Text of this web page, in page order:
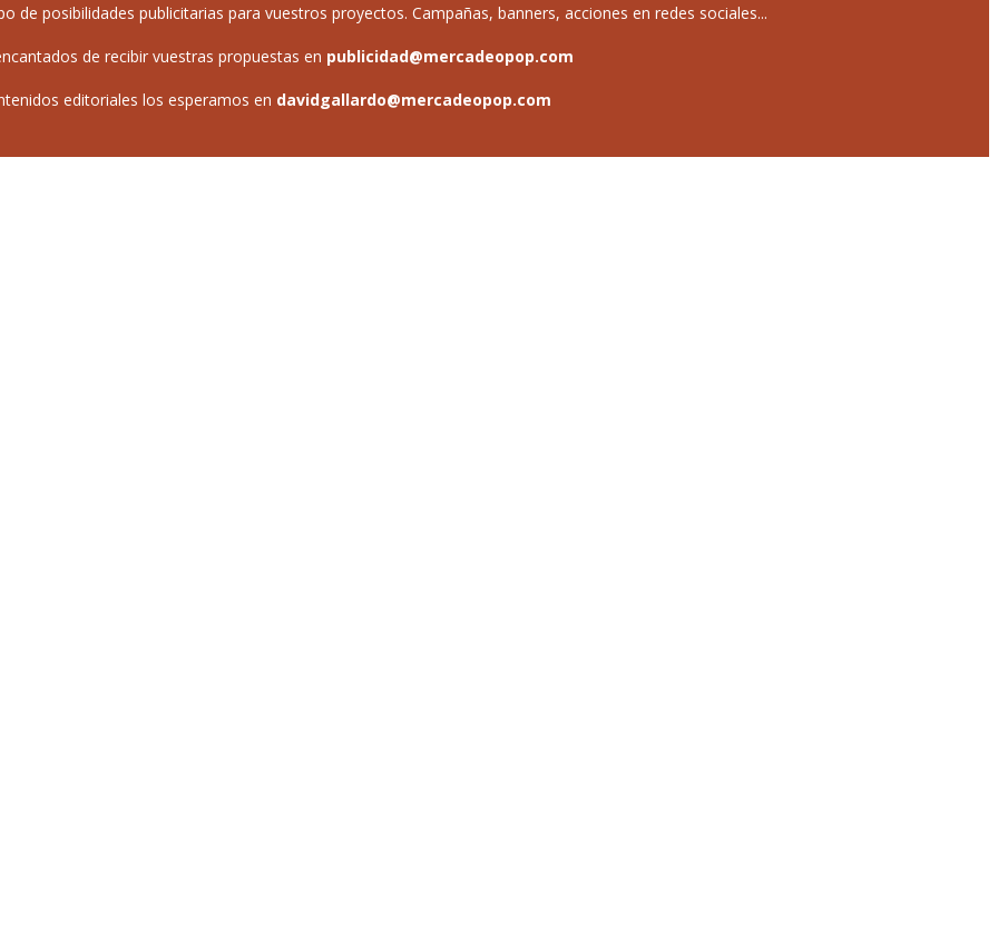
de posibilidades publicitarias para vuestros proyectos. Campañas, banners, acciones en redes sociales...
de recibir vuestras propuestas en publicidad@mercadeopop.com
editoriales los esperamos en davidgallardo@mercadeopop.com